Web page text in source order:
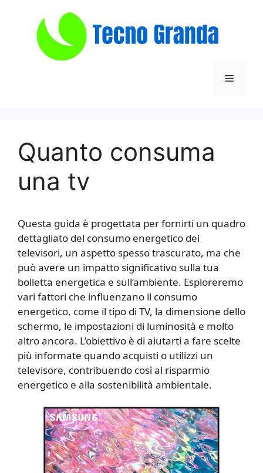
contenuto
Menu
Quanto consuma
una tv
Questa guida è progettata per fornirti un quadro
dettagliato del consumo energetico dei
televisori, un aspetto spesso trascurato, ma che
può avere un impatto significativo sulla tua
bolletta energetica e sull’ambiente. Esploreremo
vari fattori che influenzano il consumo
energetico, come il tipo di TV, la dimensione dello
schermo, le impostazioni di luminosità e molto
altro ancora. L’obiettivo è di aiutarti a fare scelte
più informate quando acquisti o utilizzi un
televisore, contribuendo così al risparmio
energetico e alla sostenibilità ambientale.